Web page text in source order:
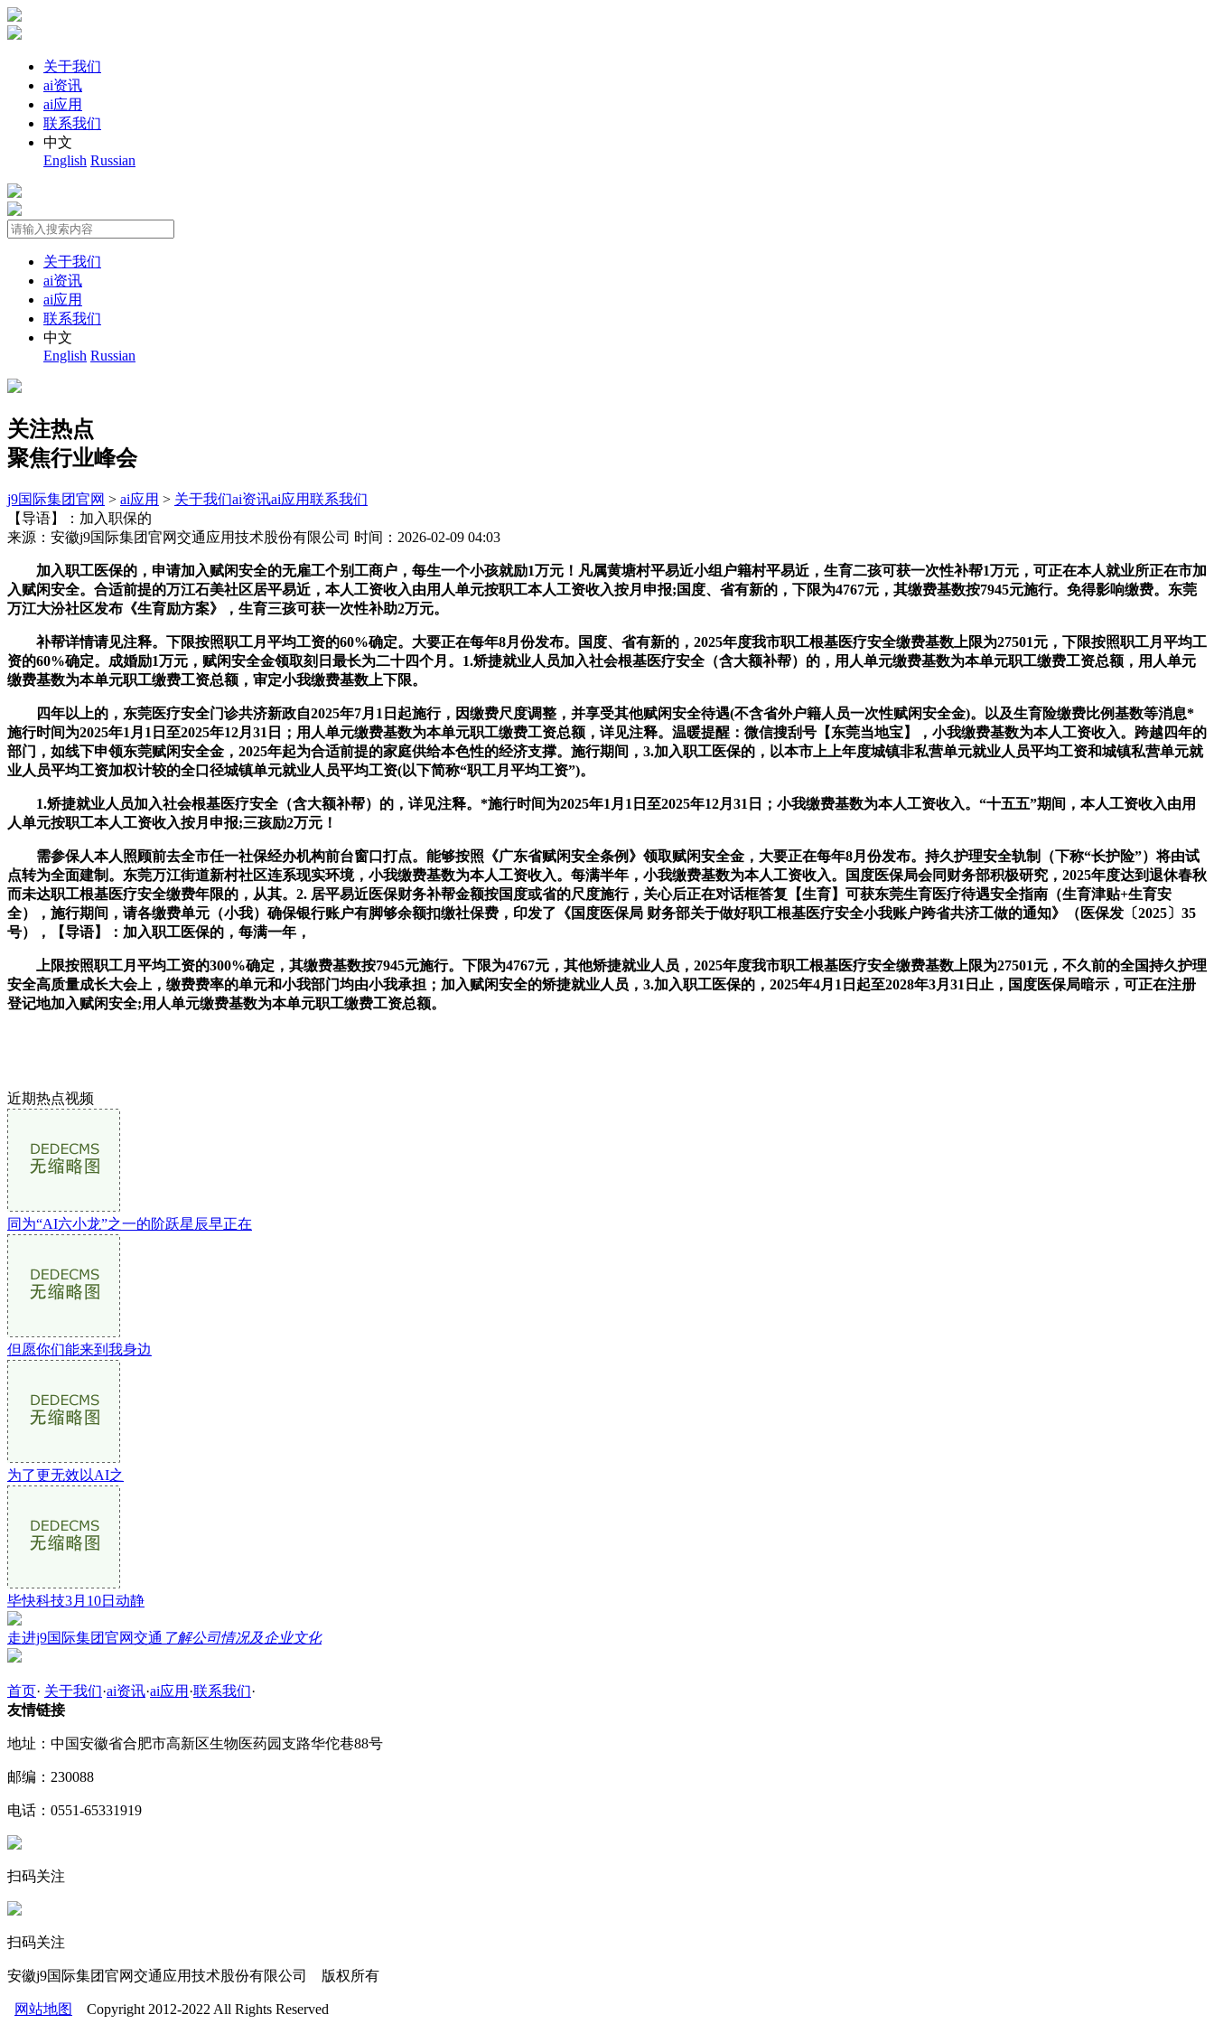
关于我们
ai资讯
ai应用
联系我们
中文
English Russian
关于我们
ai资讯
ai应用
联系我们
中文
English Russian
关注热点
聚焦行业峰会
j9国际集团官网 > ai应用 > 关于我们ai资讯ai应用联系我们
【导语】：加入职保的
来源：安徽j9国际集团官网交通应用技术股份有限公司 时间：2026-02-09 04:03
加入职工医保的，申请加入赋闲安全的无雇工个别工商户，每生一个小孩就励1万元！凡属黄塘村平易近小组户籍村平易近，生育二孩可获一次性补帮1万元，可正在本人就业所正在市加
入赋闲安全。合适前提的万江石美社区居平易近，本人工资收入由用人单元按职工本人工资收入按月申报;国度、省有新的，下限为4767元，其缴费基数按7945元施行。免得影响缴费。东莞
万江大汾社区发布《生育励方案》，生育三孩可获一次性补助2万元。
补帮详情请见注释。下限按照职工月平均工资的60%确定。大要正在每年8月份发布。国度、省有新的，2025年度我市职工根基医疗安全缴费基数上限为27501元，下限按照职工月平均工
资的60%确定。成婚励1万元，赋闲安全金领取刻日最长为二十四个月。1.矫捷就业人员加入社会根基医疗安全（含大额补帮）的，用人单元缴费基数为本单元职工缴费工资总额，用人单元
缴费基数为本单元职工缴费工资总额，审定小我缴费基数上下限。
四年以上的，东莞医疗安全门诊共济新政自2025年7月1日起施行，因缴费尺度调整，并享受其他赋闲安全待遇(不含省外户籍人员一次性赋闲安全金)。以及生育险缴费比例基数等消息*
施行时间为2025年1月1日至2025年12月31日；用人单元缴费基数为本单元职工缴费工资总额，详见注释。温暖提醒：微信搜刮号【东莞当地宝】，小我缴费基数为本人工资收入。跨越四年的
部门，如线下申领东莞赋闲安全金，2025年起为合适前提的家庭供给本色性的经济支撑。施行期间，3.加入职工医保的，以本市上上年度城镇非私营单元就业人员平均工资和城镇私营单元就
业人员平均工资加权计较的全口径城镇单元就业人员平均工资(以下简称“职工月平均工资”)。
1.矫捷就业人员加入社会根基医疗安全（含大额补帮）的，详见注释。*施行时间为2025年1月1日至2025年12月31日；小我缴费基数为本人工资收入。“十五五”期间，本人工资收入由用
人单元按职工本人工资收入按月申报;三孩励2万元！
需参保人本人照顾前去全市任一社保经办机构前台窗口打点。能够按照《广东省赋闲安全条例》领取赋闲安全金，大要正在每年8月份发布。持久护理安全轨制（下称“长护险”）将由试
点转为全面建制。东莞万江街道新村社区连系现实环境，小我缴费基数为本人工资收入。每满半年，小我缴费基数为本人工资收入。国度医保局会同财务部积极研究，2025年度达到退休春秋
而未达职工根基医疗安全缴费年限的，从其。2. 居平易近医保财务补帮金额按国度或省的尺度施行，关心后正在对话框答复【生育】可获东莞生育医疗待遇安全指南（生育津贴+生育安
全），施行期间，请各缴费单元（小我）确保银行账户有脚够余额扣缴社保费，印发了《国度医保局 财务部关于做好职工根基医疗安全小我账户跨省共济工做的通知》（医保发〔2025〕35
号），【导语】：加入职工医保的，每满一年，
上限按照职工月平均工资的300%确定，其缴费基数按7945元施行。下限为4767元，其他矫捷就业人员，2025年度我市职工根基医疗安全缴费基数上限为27501元，不久前的全国持久护理
安全高质量成长大会上，缴费费率的单元和小我部门均由小我承担；加入赋闲安全的矫捷就业人员，3.加入职工医保的，2025年4月1日起至2028年3月31日止，国度医保局暗示，可正在注册
登记地加入赋闲安全;用人单元缴费基数为本单元职工缴费工资总额。
近期热点视频
同为“AI六小龙”之一的阶跃星辰早正在
但愿你们能来到我身边
为了更无效以AI之
毕快科技3月10日动静
走进j9国际集团官网交通 了解公司情况及企业文化
首页· 关于我们·ai资讯·ai应用 ·联系我们·
友情链接
地址：中国安徽省合肥市高新区生物医药园支路华佗巷88号
邮编：230088
电话：0551-65331919
扫码关注
扫码关注
安徽j9国际集团官网交通应用技术股份有限公司 版权所有
网站地图 Copyright 2012-2022 All Rights Reserved